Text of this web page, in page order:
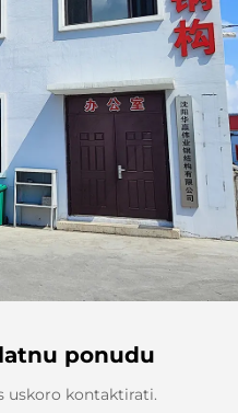
ponudu
uskoro kontaktirati.